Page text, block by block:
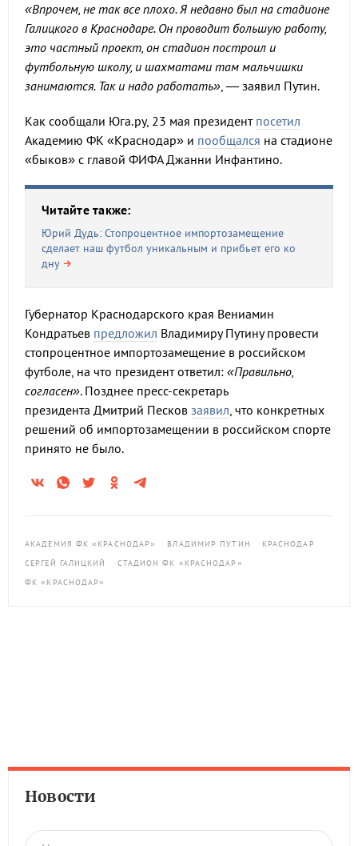
«Впрочем, не так все плохо. Я недавно был на стадионе
Галицкого в Краснодаре. Он проводит большую работу,
это частный проект, он стадион построил и
футбольную школу, и шахматами там мальчишки
занимаются. Так и надо работать», — заявил Путин.
Как сообщали Юга.ру, 23 мая президент посетил
Академию ФК «Краснодар» и пообщался на стадионе
«быков» с главой ФИФА Джанни Инфантино.
Читайте также:
Юрий Дудь: Стопроцентное импортозамещение
сделает наш футбол уникальным и прибьет его ко
дну
Губернатор Краснодарского края Вениамин
Кондратьев предложил Владимиру Путину провести
стопроцентное импортозамещение в российском
футболе, на что президент ответил: «Правильно,
согласен». Позднее пресс-секретарь
президента Дмитрий Песков заявил, что конкретных
решений об импортозамещении в российском спорте
принято не было.
АКАДЕМИЯ ФК «КРАСНОДАР» ВЛАДИМИР ПУТИН
КРАСНОДАР
СЕРГЕЙ ГАЛИЦКИЙ
СТАДИОН ФК «КРАСНОДАР»
ФК «КРАСНОДАР»
Новости